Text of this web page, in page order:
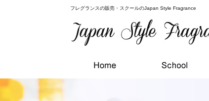
フレグランスの販売・スクールのJapan Style Fragrance